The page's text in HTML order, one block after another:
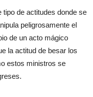
de actitudes donde se
peligrosamente el
de un acto mágico
la actitud de besar los
estos ministros se